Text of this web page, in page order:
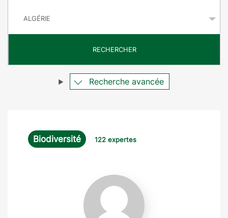
ê
e
RECHERCHER
Recherche avancée
Biodiversité 122 expertes
Anne-
Caroline
Prévot